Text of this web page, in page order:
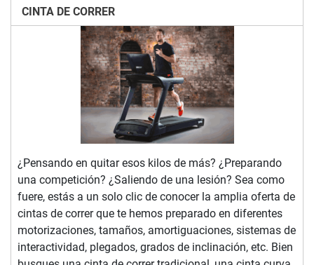
CINTA DE CORRER
¿Pensando en quitar esos kilos de más? ¿Preparando
una competición? ¿Saliendo de una lesión? Sea como
fuere, estás a un solo clic de conocer la amplia oferta de
cintas de correr que te hemos preparado en diferentes
motorizaciones, tamaños, amortiguaciones, sistemas de
interactividad, plegados, grados de inclinación, etc. Bien